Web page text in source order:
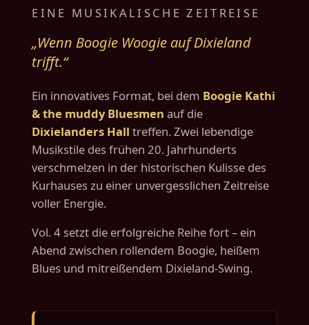
EINE MUSIKALISCHE ZEITREISE
„Wenn Boogie Woogie auf Dixieland
trifft.“
Ein innovatives Format, bei dem Boogie Kathi
& the muddy Bluesmen auf die
Dixielanders Hall treffen. Zwei lebendige
Musikstile des frühen 20. Jahrhunderts
verschmelzen in der historischen Kulisse des
Kurhauses zu einer unvergesslichen Zeitreise
voller Energie.
Vol. 4 setzt die erfolgreiche Reihe fort – ein
Abend zwischen rollendem Boogie, heißem
Blues und mitreißendem Dixieland-Swing.